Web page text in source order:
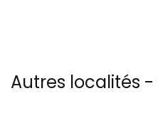
Autres localités -